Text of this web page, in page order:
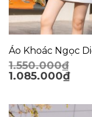
Áo Khoác Ngọc
1.550.000₫
1.085.000₫